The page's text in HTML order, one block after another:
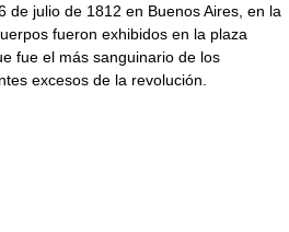
de julio de 1812 en Buenos Aires, en la
fueron exhibidos en la plaza
fue el más sanguinario de los
excesos de la revolución.